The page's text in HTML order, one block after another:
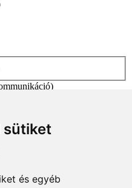
sütiket
és egyéb